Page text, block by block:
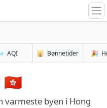
AQI 🕌 Bønnetider 🎉
🇭🇰
varmeste byen i Hong